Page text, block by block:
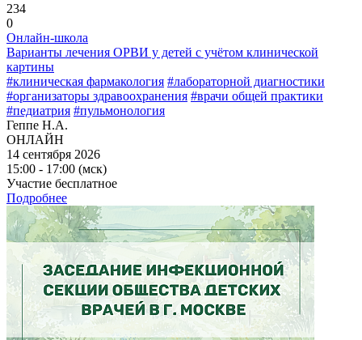
234
0
Онлайн-школа
Варианты лечения ОРВИ у детей с учётом клинической
картины
#клиническая фармакология #лабораторной диагностики
#организаторы здравоохранения #врачи общей практики
#педиатрия #пульмонология
Геппе Н.А.
ОНЛАЙН
14 сентября 2026
15:00 - 17:00 (мск)
Участие бесплатное
Подробнее